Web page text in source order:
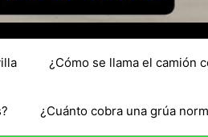
¿Cómo se llama el camión
¿Cuánto cobra una grúa